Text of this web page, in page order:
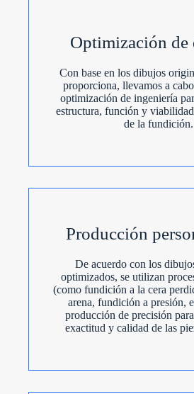
Optimización de
Con base en los dibujos
proporciona, llevamos a
optimización de ingeniería
estructura, función y
de la fundición.
Producción
De acuerdo con los
optimizados, se utilizan
(como fundición a la cera
arena, fundición a presión,
producción de precisión
exactitud y calidad de las